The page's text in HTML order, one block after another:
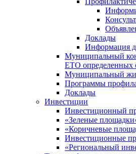
Доклады
Информация
Муниципальный
ЕТО определенных
Муниципальный
Программы
Доклады
Инвестиции
Инвестиционный
«Зеленые
«Коричневые
Инвестиционные
«Региональный